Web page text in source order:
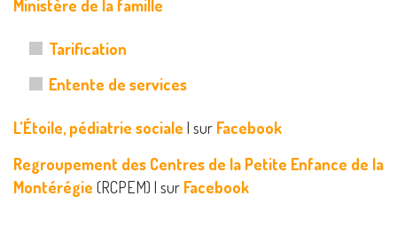
Ministère de la famille
Tarification
Entente de services
L’Étoile, pédiatrie sociale | sur Facebook
Regroupement des Centres de la Petite Enfance de la
Montérégie (RCPEM) | sur Facebook